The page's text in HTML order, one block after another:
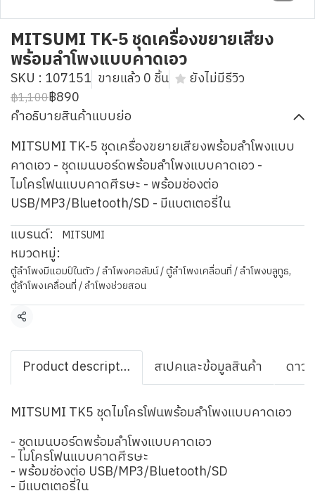
MITSUMI TK-5 ชุดเครื่องขยายเสียง
พร้อมลำโพงแบบคาดเอว
SKU : 107151 ขายแล้ว 0 ชิ้น ยังไม่มีรีวิว
฿1,100฿890
คำอธิบายสินค้าแบบย่อ
MITSUMI TK-5 ชุดเครื่องขยายเสียงพร้อมลำโพงแบบ
คาดเอว - ชุดเมนบอร์ดพร้อมลำโพงแบบคาดเอว -
ไมโครโฟนแบบคาดศีรษะ - พร้อมช่องต่อ
USB/MP3/Bluetooth/SD - มีแบตเตอรี่ใน
แบรนด์:
MITSUMI
หมวดหมู่:
ตู้ลำโพงมีแอมป์ในตัว / ลำโพงคอลัมน์ / ตู้ลำโพงเคลื่อนที่ / ลำโพงบลูทูธ,
ตู้ลำโพงเคลื่อนที่ / ลำโพงช่วยสอน
แชร์
Product description สเปคและข้อมูลสินค้า ดาว
MITSUMI TK5 ชุดไมโครโฟนพร้อมลำโพงแบบคาดเอว
- ชุดเมนบอร์ดพร้อมลำโพงแบบคาดเอว
- ไมโครโฟนแบบคาดศีรษะ
- พร้อมช่องต่อ USB/MP3/Bluetooth/SD
- มีแบตเตอรี่ใน